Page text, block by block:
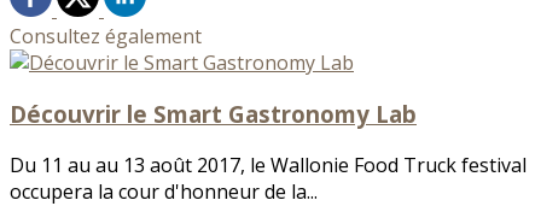
Consultez également
Découvrir le Smart Gastronomy Lab
Du 11 au au 13 août 2017, le Wallonie Food Truck festival
occupera la cour d'honneur de la...